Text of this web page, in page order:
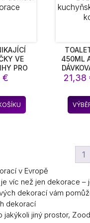
VE
PRO
MÓDNÍ
AKCE
€
450ML
MÝDLA
PRO
21,38
1
v Evropě
víc než jen dekorace –
dekorací vám
dekorací
jiný prostor,